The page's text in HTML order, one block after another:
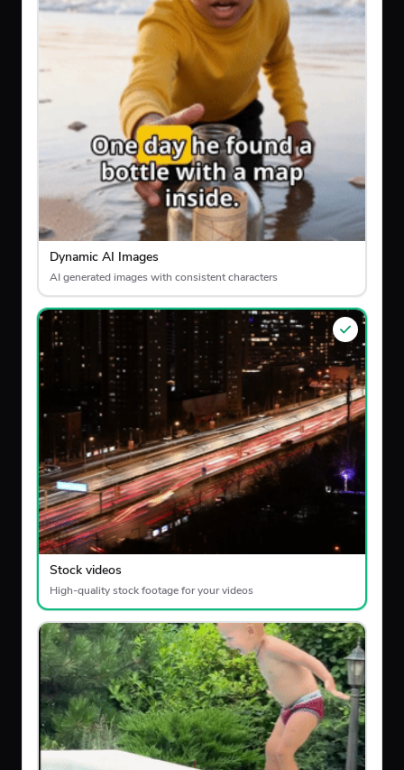
Dynamic AI Images
AI generated images with consistent characters
Stock videos
High-quality stock footage for your videos